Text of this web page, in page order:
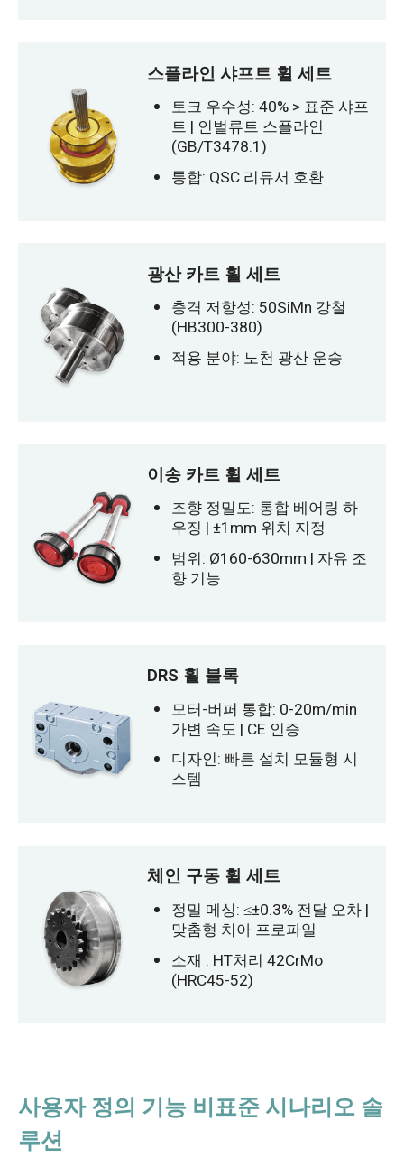
스플라인 샤프트 휠 세트
토크 우수성: 40% > 표준 샤프
트 | 인벌류트 스플라인
(GB/T3478.1)
통합: QSC 리듀서 호환
광산 카트 휠 세트
충격 저항성: 50SiMn 강철
(HB300-380)
적용 분야: 노천 광산 운송
이송 카트 휠 세트
조향 정밀도: 통합 베어링 하
우징 | ±1mm 위치 지정
범위: Ø160-630mm | 자유 조
향 기능
DRS 휠 블록
모터-버퍼 통합: 0-20m/min
가변 속도 | CE 인증
디자인: 빠른 설치 모듈형 시
스템
체인 구동 휠 세트
정밀 메싱: ≤±0.3% 전달 오차 |
맞춤형 치아 프로파일
소재 : HT처리 42CrMo
(HRC45-52)
사용자 정의 기능 비표준 시나리오 솔
루션